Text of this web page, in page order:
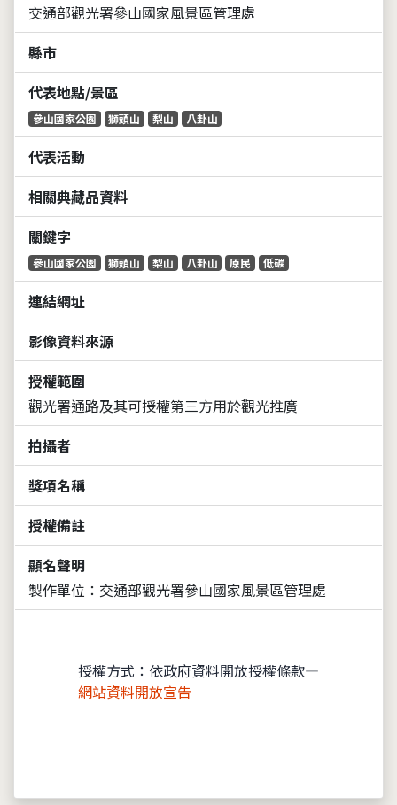
交通部觀光署參山國家風景區管理處
縣市
代表地點/景區
參山國家公園 獅頭山 梨山 八卦山
代表活動
相關典藏品資料
關鍵字
參山國家公園 獅頭山 梨山 八卦山 原民 低碳
連結網址
影像資料來源
授權範圍
觀光署通路及其可授權第三方用於觀光推廣
拍攝者
獎項名稱
授權備註
顯名聲明
製作單位：交通部觀光署參山國家風景區管理處
授權方式：依政府資料開放授權條款—
網站資料開放宣告